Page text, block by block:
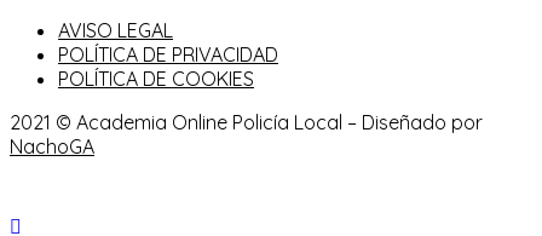
AVISO LEGAL
POLÍTICA DE PRIVACIDAD
POLÍTICA DE COOKIES
2021 © Academia Online Policía Local – Diseñado por
NachoGA